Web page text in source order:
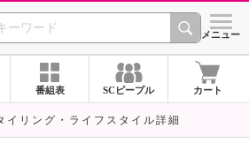
CHANNEL シメニュー
番組表 SCピープル カート
イリング・ライフスタイル詳細